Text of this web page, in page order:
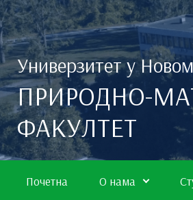
Скип то маин цонтент
Универзитет у
ПРИРОДНО-
ФАКУЛТЕТ
Почетна О нама